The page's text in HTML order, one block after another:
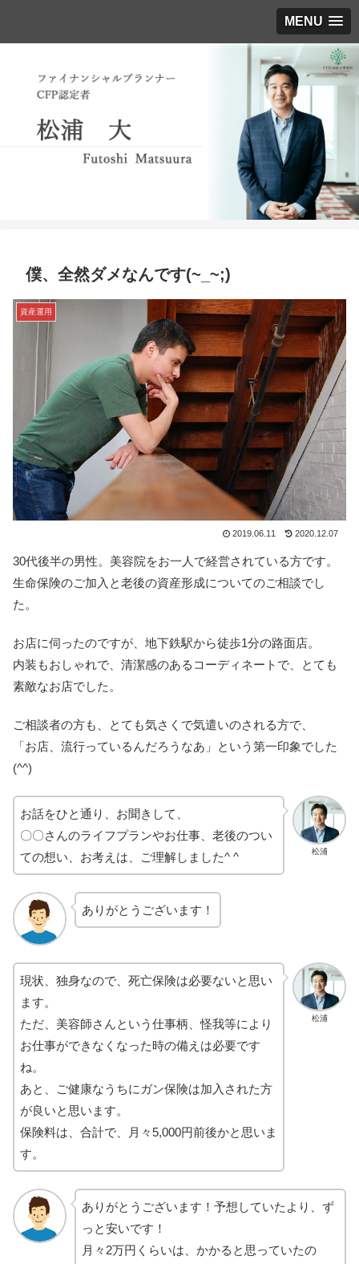
MENU
僕、全然ダメなんです(~_~;)
資産運用
2019.06.11 2020.12.07
30代後半の男性。美容院をお一人で経営されている方です。
生命保険のご加入と老後の資産形成についてのご相談でし
た。
お店に伺ったのですが、地下鉄駅から徒歩1分の路面店。
内装もおしゃれで、清潔感のあるコーディネートで、とても
素敵なお店でした。
ご相談者の方も、とても気さくで気遣いのされる方で、
「お店、流行っているんだろうなあ」という第一印象でした
(^^)
松浦
お話をひと通り、お聞きして、
〇〇さんのライフプランやお仕事、老後のつい
ての想い、お考えは、ご理解しました^ ^
ありがとうございます！
松浦
現状、独身なので、死亡保険は必要ないと思い
ます。
ただ、美容師さんという仕事柄、怪我等により
お仕事ができなくなった時の備えは必要です
ね。
あと、ご健康なうちにガン保険は加入された方
が良いと思います。
保険料は、合計で、月々5,000円前後かと思いま
す。
ありがとうございます！予想していたより、ず
っと安いです！
月々2万円くらいは、かかると思っていたの